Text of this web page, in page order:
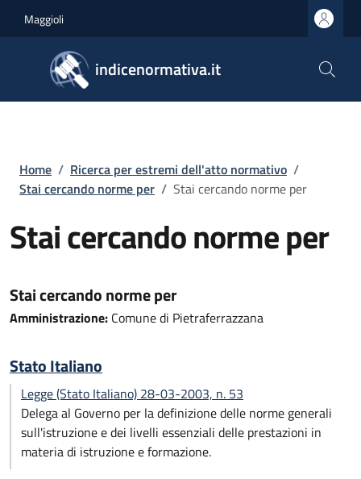
Maggioli
indicenormativa.it
Briciole di pane
Home / Ricerca per estremi dell'atto normativo /
Stai cercando norme per / Stai cercando norme per
Stai cercando norme per
Stai cercando norme per
Amministrazione: Comune di Pietraferrazzana
Stato Italiano
Legge (Stato Italiano) 28-03-2003, n. 53
Delega al Governo per la definizione delle norme generali
sull'istruzione e dei livelli essenziali delle prestazioni in
materia di istruzione e formazione.